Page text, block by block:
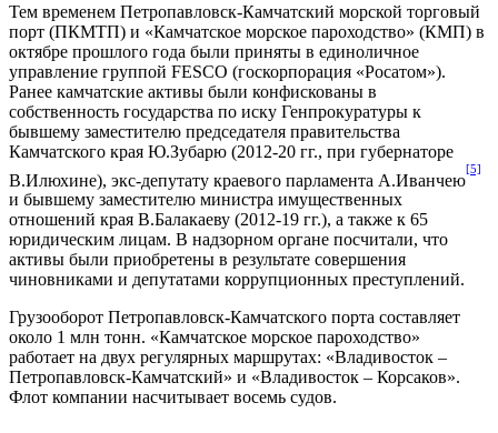
Тем временем Петропавловск-Камчатский морской торговый
порт (ПКМТП) и «Камчатское морское пароходство» (КМП) в
октябре прошлого года были приняты в единоличное
управление группой FESCO (госкорпорация «Росатом»).
Ранее камчатские активы были конфискованы в
собственность государства по иску Генпрокуратуры к
бывшему заместителю председателя правительства
Камчатского края Ю.Зубарю (2012-20 гг., при губернаторе
В.Илюхине), экс-депутату краевого парламента А.Иванчею
[5]
и бывшему заместителю министра имущественных
отношений края В.Балакаеву (2012-19 гг.), а также к 65
юридическим лицам. В надзорном органе посчитали, что
активы были приобретены в результате совершения
чиновниками и депутатами коррупционных преступлений.
Грузооборот Петропавловск-Камчатского порта составляет
около 1 млн тонн. «Камчатское морское пароходство»
работает на двух регулярных маршрутах: «Владивосток –
Петропавловск-Камчатский» и «Владивосток – Корсаков».
Флот компании насчитывает восемь судов.